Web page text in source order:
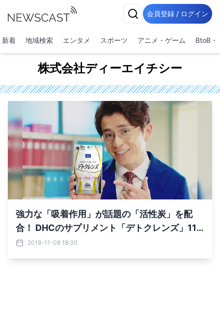
会員登録 / ログイン
新着 地域検索 エンタメ スポーツ アニメ・ゲーム BtoB・
株式会社ディーエイチシー
強力な「吸着作用」が話題の「活性炭」を配
合！ DHCのサプリメント「デトクレンズ」11
月8日より発売 TV-CMにはオリエンタルラジ
2018-11-08 18:30